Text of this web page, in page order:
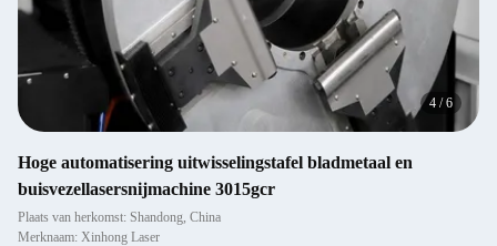
4 /6
Hoge automatisering uitwisselingstafel bladmetaal en
buisvezellasersnijmachine 3015gcr
Plaats van herkomst: Shandong, China
Merknaam: Xinhong Laser